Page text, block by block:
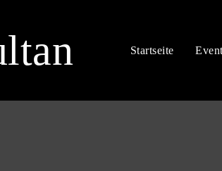
Startseite